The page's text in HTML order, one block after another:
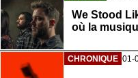
We Stood
où la
CHRONIQUE 01-